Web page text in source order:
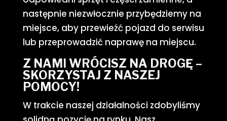
następnie niezwłocznie przybędziemy na
miejsce, aby przewieźć pojazd do serwisu
lub przeprowadzić naprawę na miejscu.
Z NAMI WRÓCISZ NA DROGĘ –
SKORZYSTAJ Z NASZEJ
POMOCY!
W trakcie naszej działalności zdobyliśmy